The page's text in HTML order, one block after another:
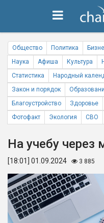
Общество Политика
Наука
Афиша Культура
Статистика
Народный
Закон и порядок
Благоустройство
Здоровье
Фотофакт
Экология СВО
На учебу через
[18:01] 01.09.2024 3 885